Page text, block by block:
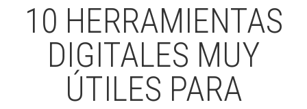
10 HERRAMIENTAS
DIGITALES MUY
ÚTILES PARA
ACCIÓ SOCIAL I JOVES
ACCIÓ SOCIAL I JOVES